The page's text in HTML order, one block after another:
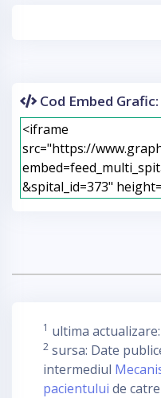
Cod Embed Grafic:
1 ultima actualizare:
2 sursa: Date
intermediul
pacientului de